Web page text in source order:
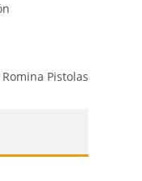
Pistolas